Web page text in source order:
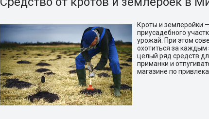
Кроты и землеройки
приусадебного
урожай. При этом
охотиться за каждым
целый ряд средств
приманки и
магазине по